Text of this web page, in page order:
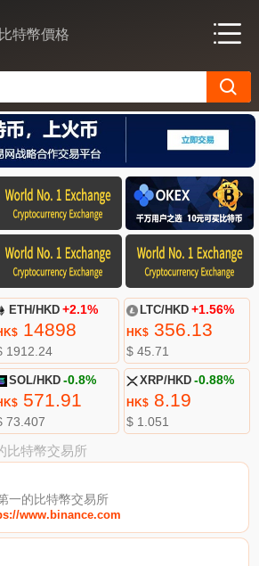
比特幣價格
ETH/HKD +2.1%
14898
1912.24
LTC/HKD +1.56%
HK$356.13
$ 45.71
SOL/HKD -0.8%
571.91
73.407
XRP/HKD -0.88%
HK$8.19
$ 1.051
比特幣交易所
一的比特幣交易所
www.binance.com